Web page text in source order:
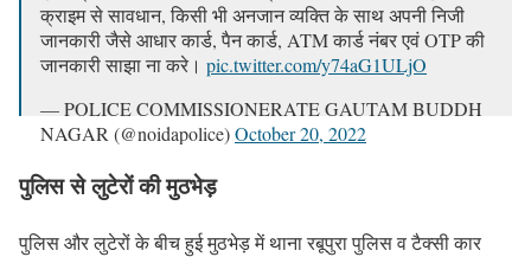
क्राइम से सावधान, किसी भी अनजान व्यक्ति के साथ अपनी निजी
जानकारी जैसे आधार कार्ड, पैन कार्ड, ATM कार्ड नंबर एवं OTP की
जानकारी साझा ना करे। pic.twitter.com/y74aG1ULjO
— POLICE COMMISSIONERATE GAUTAM BUDDH
NAGAR (@noidapolice)October 20, 2022
पुलिस से लुटेरों की मुठभेड़
पुलिस और लुटेरों के बीच हुई मुठभेड़ में थाना रबूपुरा पुलिस व टैक्सी कार